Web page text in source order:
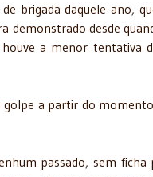
brigada daquele ano,
demonstrado desde
a menor tentativa
a partir do
passado, sem